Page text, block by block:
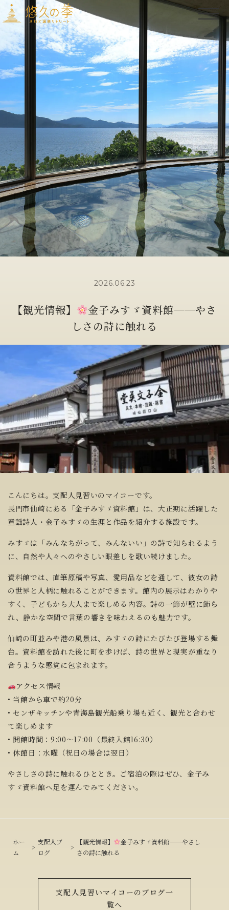
2026.06.23
【観光情報】
金子みすゞ資料館──やさ
しさの詩に触れる
こんにちは。支配人見習いのマイコーです。
長門市仙崎にある「金子みすゞ資料館」は、大正期に活躍した
童謡詩人・金子みすゞの生涯と作品を紹介する施設です。
みすゞは「みんなちがって、みんないい」の詩で知られるよう
に、自然や人々へのやさしい眼差しを歌い続けました。
資料館では、直筆原稿や写真、愛用品などを通して、彼女の詩
の世界と人柄に触れることができます。館内の展示はわかりや
すく、子どもから大人まで楽しめる内容。詩の一節が壁に飾ら
れ、静かな空間で言葉の響きを味わえるのも魅力です。
仙崎の町並みや港の風景は、みすゞの詩にたびたび登場する舞
台。資料館を訪れた後に町を歩けば、詩の世界と現実が重なり
合うような感覚に包まれます。
アクセス情報
• 当館から車で約20分
• センザキッチンや青海島観光船乗り場も近く、観光と合わせ
て楽しめます
• 開館時間：9:00〜17:00（最終入館16:30）
• 休館日：水曜（祝日の場合は翌日）
やさしさの詩に触れるひととき。ご宿泊の際はぜひ、金子み
すゞ資料館へ足を運んでみてください。
ホー
ム
支配人ブ
ログ
【観光情報】
金子みすゞ資料館──やさし
さの詩に触れる
支配人見習いマイコーのブログ一
覧へ